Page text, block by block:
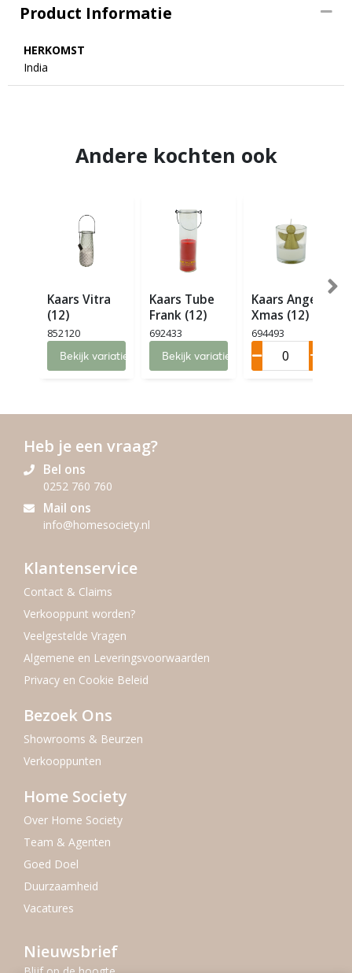
Product Informatie
HERKOMST
India
Andere kochten ook
Kaars Vitra
(12)
852120
Bekijk variaties
Kaars Tube
Frank (12)
692433
Bekijk variaties
Kaars Angel
Xmas (12)
694493
Heb je een vraag?
Bel ons
0252 760 760
Mail ons
info@homesociety.nl
Klantenservice
Contact & Claims
Verkooppunt worden?
Veelgestelde Vragen
Algemene en Leveringsvoorwaarden
Privacy en Cookie Beleid
Bezoek Ons
Showrooms & Beurzen
Verkooppunten
Home Society
Over Home Society
Team & Agenten
Goed Doel
Duurzaamheid
Vacatures
Nieuwsbrief